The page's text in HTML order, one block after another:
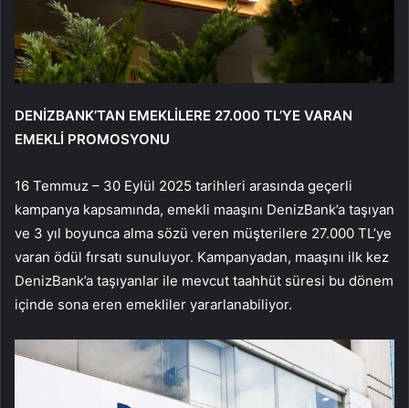
DENİZBANK’TAN EMEKLİLERE 27.000 TL’YE VARAN
EMEKLİ PROMOSYONU
16 Temmuz – 30 Eylül 2025 tarihleri arasında geçerli
kampanya kapsamında, emekli maaşını DenizBank’a taşıyan
ve 3 yıl boyunca alma sözü veren müşterilere 27.000 TL’ye
varan ödül fırsatı sunuluyor. Kampanyadan, maaşını ilk kez
DenizBank’a taşıyanlar ile mevcut taahhüt süresi bu dönem
içinde sona eren emekliler yararlanabiliyor.